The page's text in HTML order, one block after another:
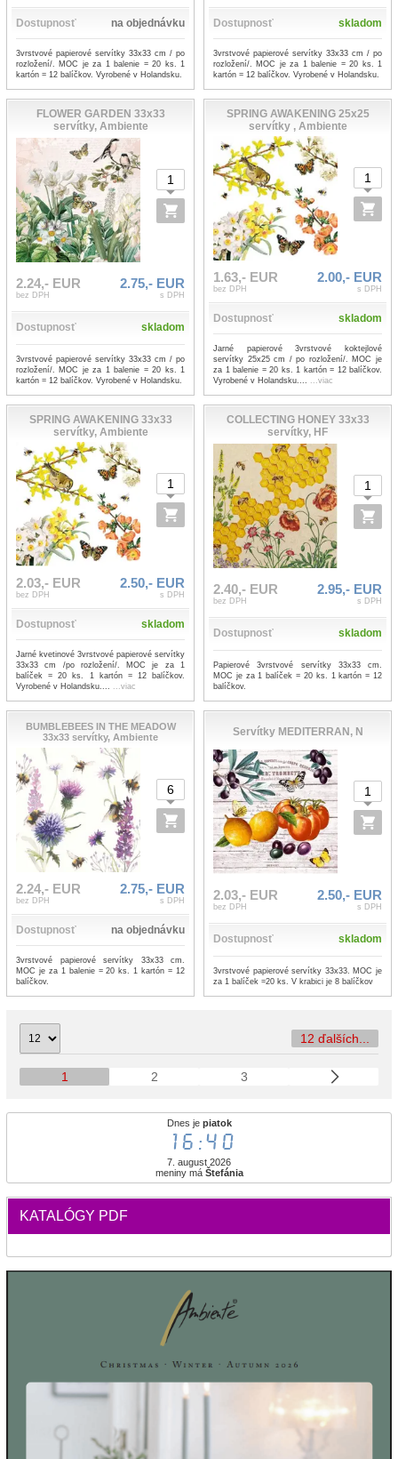
Dnes je piatok
16:40
7. august 2026
meniny má Štefánia
KATALÓGY PDF
Dostupnosť na objednávku
3vrstvové papierové servítky 33x33 cm / po
rozložení/. MOC je za 1 balenie = 20 ks. 1
kartón = 12 balíčkov. Vyrobené v Holandsku.
Dostupnosť skladom
3vrstvové papierové servítky 33x33 cm / po
rozložení/. MOC je za 1 balenie = 20 ks. 1
kartón = 12 balíčkov. Vyrobené v Holandsku.
FLOWER GARDEN 33x33
servítky, Ambiente
2.24,- EUR
bez DPH
2.75,- EUR
s DPH
Dostupnosť skladom
3vrstvové papierové servítky 33x33 cm / po
rozložení/. MOC je za 1 balenie = 20 ks. 1
kartón = 12 balíčkov. Vyrobené v Holandsku.
SPRING AWAKENING 25x25
servítky , Ambiente
1.63,- EUR
bez DPH
2.00,- EUR
s DPH
Dostupnosť skladom
Jarné papierové 3vrstvové koktejlové
servítky 25x25 cm / po rozložení/. MOC je
za 1 balenie = 20 ks. 1 kartón = 12 balíčkov.
Vyrobené v Holandsku.... ...viac
SPRING AWAKENING 33x33
servítky, Ambiente
2.03,- EUR
bez DPH
2.50,- EUR
s DPH
Dostupnosť skladom
Jarné kvetinové 3vrstvové papierové servítky
33x33 cm /po rozložení/. MOC je za 1
balíček = 20 ks. 1 kartón = 12 balíčkov.
Vyrobené v Holandsku.... ...viac
COLLECTING HONEY 33x33
servítky, HF
2.40,- EUR
bez DPH
2.95,- EUR
s DPH
Dostupnosť skladom
Papierové 3vrstvové servítky 33x33 cm.
MOC je za 1 balíček = 20 ks. 1 kartón = 12
balíčkov.
BUMBLEBEES IN THE MEADOW
33x33 servítky, Ambiente
2.24,- EUR
bez DPH
2.75,- EUR
s DPH
Dostupnosť na objednávku
3vrstvové papierové servítky 33x33 cm.
MOC je za 1 balenie = 20 ks. 1 kartón = 12
balíčkov.
Servítky MEDITERRAN, N
2.03,- EUR
bez DPH
2.50,- EUR
s DPH
Dostupnosť skladom
3vrstvové papierové servítky 33x33. MOC je
za 1 balíček =20 ks. V krabici je 8 balíčkov
12 ďalších...
1 2 3